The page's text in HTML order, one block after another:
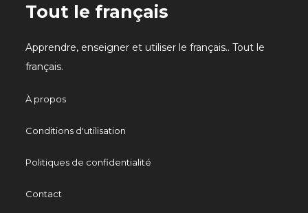
Tout le français
Apprendre, enseigner et utiliser le français.. Tout le
français.
À propos
Conditions d'utilisation
Politiques de confidentialité
Contact